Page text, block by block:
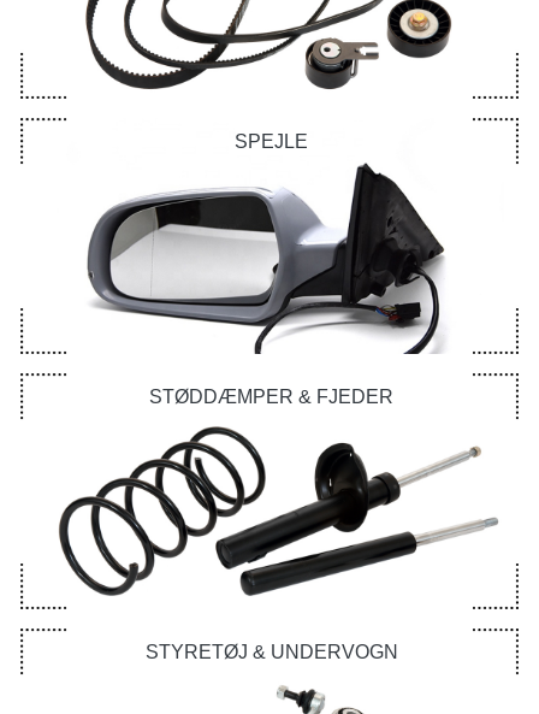
SPEJLE
STØDDÆMPER & FJEDER
STYRETØJ & UNDERVOGN